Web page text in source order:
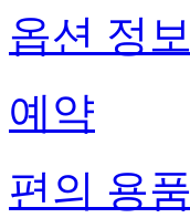
옵션 정보
예약
편의 용품